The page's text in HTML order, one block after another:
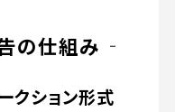
の仕組み
クション形式